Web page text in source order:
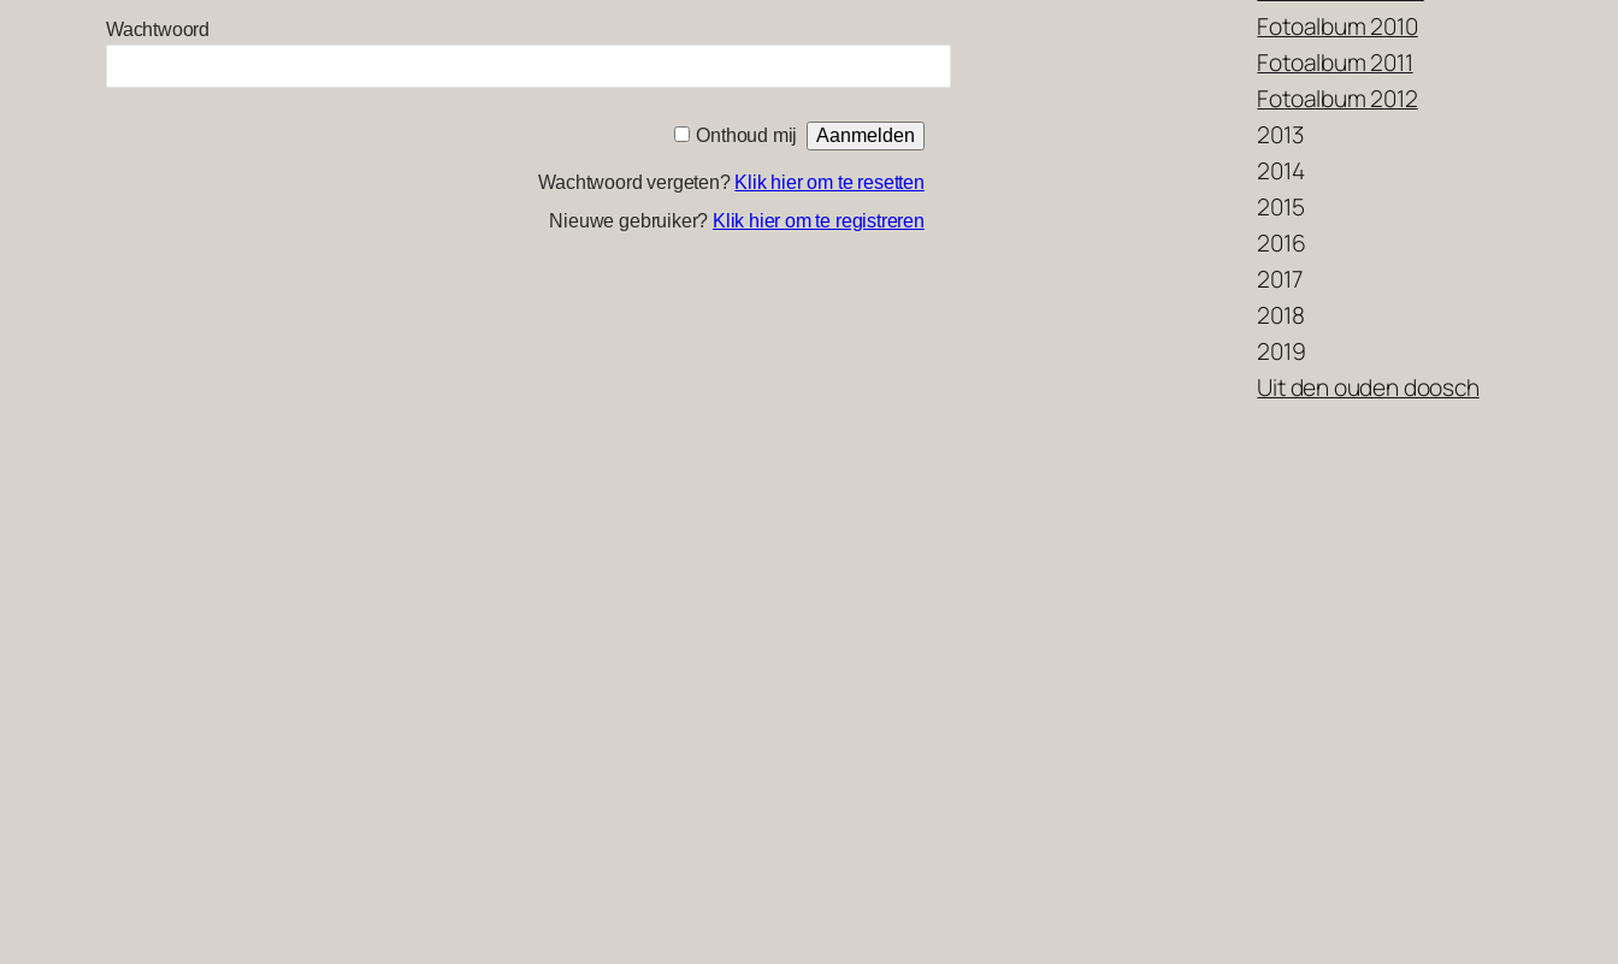
Wachtwoord
Onthoud mij
Wachtwoord vergeten? Klik hier om te resetten
Nieuwe gebruiker? Klik hier om te registreren
Fotoalbum 2010
Fotoalbum 2011
Fotoalbum 2012
2013
2014
2015
2016
2017
2018
2019
Uit den ouden doosch